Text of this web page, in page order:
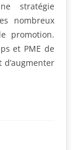
stratégie
nombreux
promotion.
et PME de